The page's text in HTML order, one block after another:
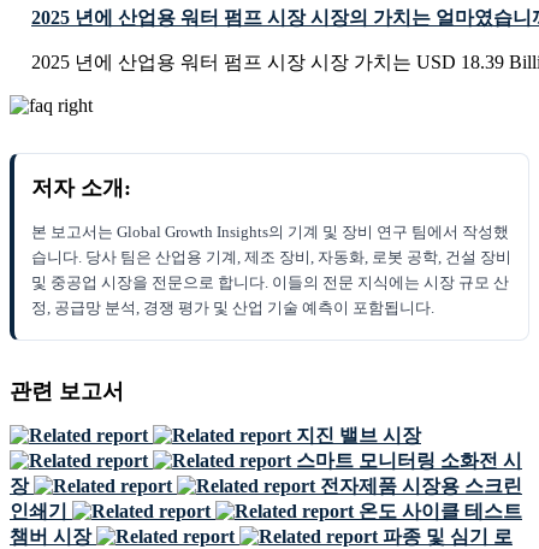
2025 년에 산업용 워터 펌프 시장 시장의 가치는 얼마였습니
2025 년에 산업용 워터 펌프 시장 시장 가치는 USD 18.39
저자 소개:
본 보고서는 Global Growth Insights의 기계 및 장비 연구 팀에서 작성했
습니다. 당사 팀은 산업용 기계, 제조 장비, 자동화, 로봇 공학, 건설 장비
및 중공업 시장을 전문으로 합니다. 이들의 전문 지식에는 시장 규모 산
정, 공급망 분석, 경쟁 평가 및 산업 기술 예측이 포함됩니다.
관련 보고서
지진 밸브 시장
스마트 모니터링 소화전 시
장
전자제품 시장용 스크린
인쇄기
온도 사이클 테스트
챔버 시장
파종 및 심기 로